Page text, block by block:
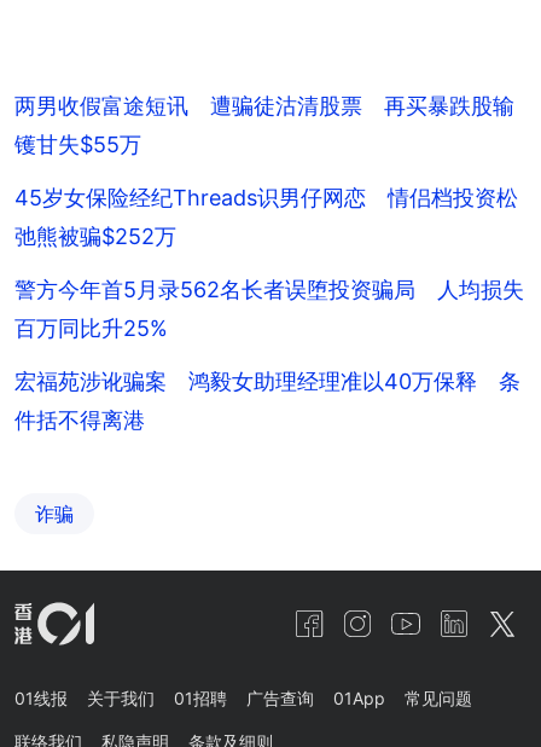
两男收假富途短讯 遭骗徒沽清股票 再买暴跌股输
镬甘失$55万
45岁女保险经纪Threads识男仔网恋 情侣档投资松
弛熊被骗$252万
警方今年首5月录562名长者误堕投资骗局 人均损失
百万同比升25%
宏福苑涉讹骗案 鸿毅女助理经理准以40万保释 条
件括不得离港
诈骗
01线报 关于我们 01招聘 广告查询 01App 常见问题
联络我们 私隐声明 条款及细则